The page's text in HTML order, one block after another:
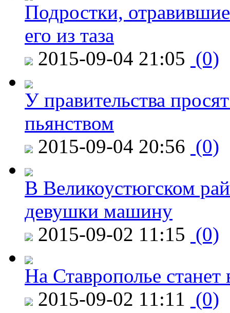
Подростки,
его из таза
2015-09-04 21:05 (0)
У правительства
пьянством
2015-09-04 20:56 (0)
В Великоустюгском
девушки машину
2015-09-02 11:15 (0)
На Ставрополье
2015-09-02 11:11 (0)